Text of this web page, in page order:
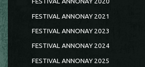
FESTIVAL ANNONAY 2021
FESTIVAL ANNONAY 2023
FESTIVAL ANNONAY 2024
FESTIVAL ANNONAY 2025